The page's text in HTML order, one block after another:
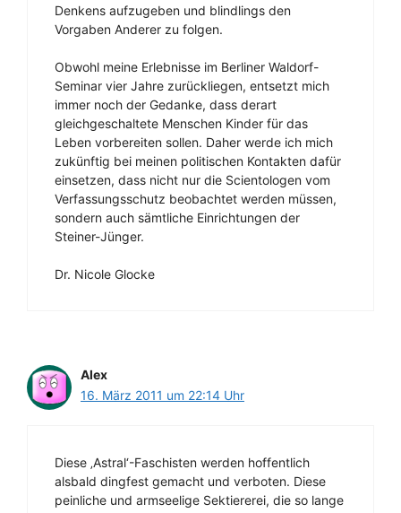
Denkens aufzugeben und blindlings den
Vorgaben Anderer zu folgen.
Obwohl meine Erlebnisse im Berliner Waldorf-
Seminar vier Jahre zurückliegen, entsetzt mich
immer noch der Gedanke, dass derart
gleichgeschaltete Menschen Kinder für das
Leben vorbereiten sollen. Daher werde ich mich
zukünftig bei meinen politischen Kontakten dafür
einsetzen, dass nicht nur die Scientologen vom
Verfassungsschutz beobachtet werden müssen,
sondern auch sämtliche Einrichtungen der
Steiner-Jünger.
Dr. Nicole Glocke
Alex
16. März 2011 um 22:14 Uhr
Diese ‚Astral‘-Faschisten werden hoffentlich
alsbald dingfest gemacht und verboten. Diese
peinliche und armseelige Sektiererei, die so lange